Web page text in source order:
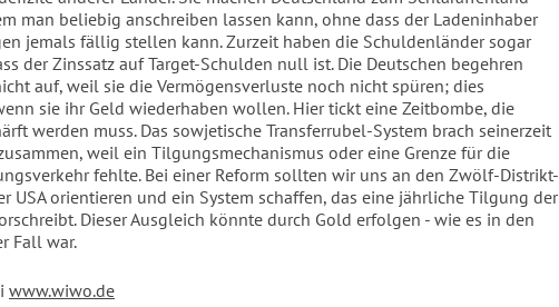
man beliebig anschreiben lassen kann, ohne dass der Ladeninhaber
jemals fällig stellen kann. Zurzeit haben die Schuldenländer sogar
der Zinssatz auf Target-Schulden null ist. Die Deutschen begehren
auf, weil sie die Vermögensverluste noch nicht spüren; dies
sie ihr Geld wiederhaben wollen. Hier tickt eine Zeitbombe, die
werden muss. Das sowjetische Transferrubel-System brach seinerzeit
weil ein Tilgungsmechanismus oder eine Grenze für die
fehlte. Bei einer Reform sollten wir uns an den Zwölf-Distrikt-
USA orientieren und ein System schaffen, das eine jährliche Tilgung der
Dieser Ausgleich könnte durch Gold erfolgen - wie es in den
Fall war.
www.wiwo.de